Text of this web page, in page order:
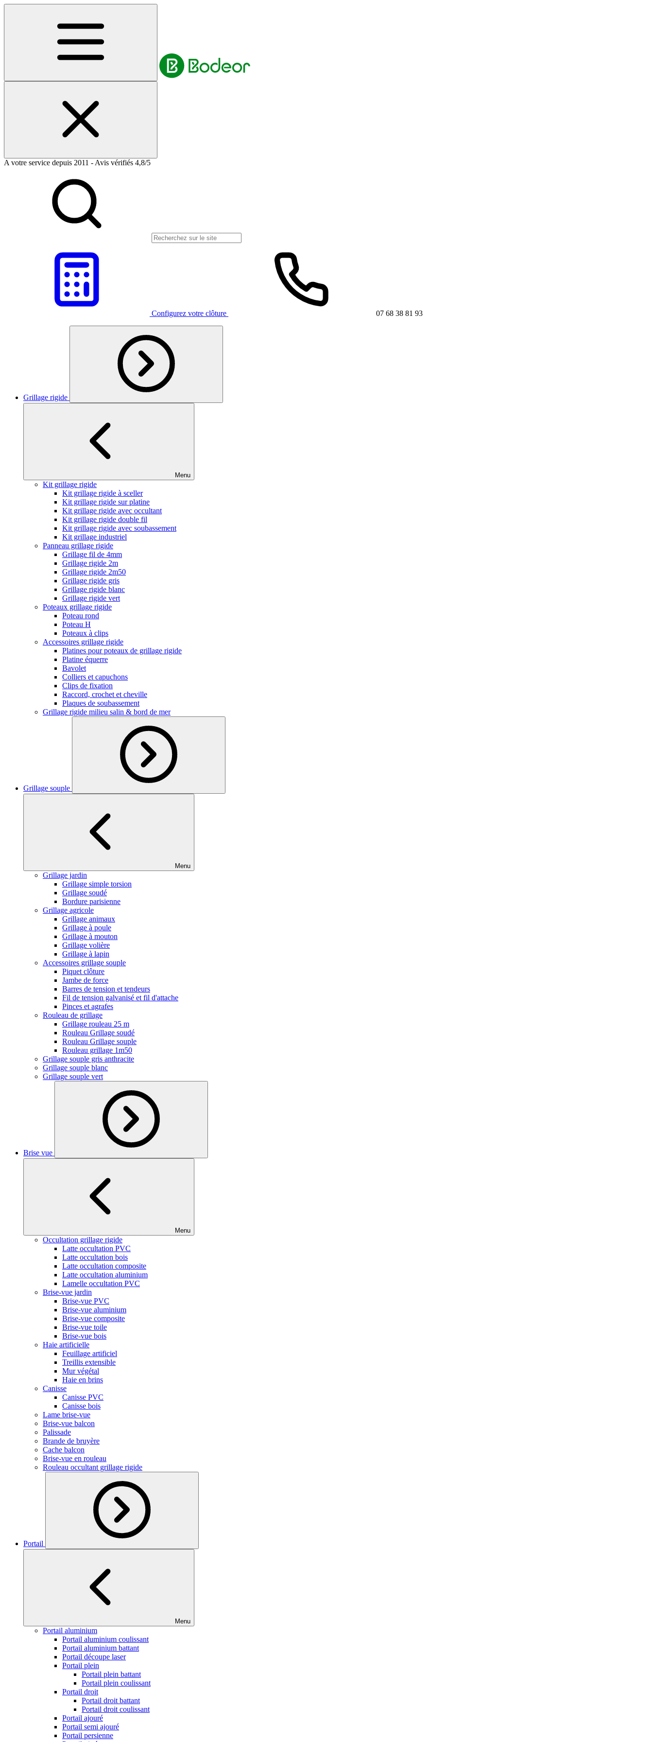
A votre service depuis 2011 - Avis vérifiés 4,8/5
Configurez votre clôture 07 68 38 81 93
Grillage rigide
Menu
Kit grillage rigide
Kit grillage rigide à sceller
Kit grillage rigide sur platine
Kit grillage rigide avec occultant
Kit grillage rigide double fil
Kit grillage rigide avec soubassement
Kit grillage industriel
Panneau grillage rigide
Grillage fil de 4mm
Grillage rigide 2m
Grillage rigide 2m50
Grillage rigide gris
Grillage rigide blanc
Grillage rigide vert
Poteaux grillage rigide
Poteau rond
Poteau H
Poteaux à clips
Accessoires grillage rigide
Platines pour poteaux de grillage rigide
Platine équerre
Bavolet
Colliers et capuchons
Clips de fixation
Raccord, crochet et cheville
Plaques de soubassement
Grillage rigide milieu salin & bord de mer
Grillage souple
Menu
Grillage jardin
Grillage simple torsion
Grillage soudé
Bordure parisienne
Grillage agricole
Grillage animaux
Grillage à poule
Grillage à mouton
Grillage volière
Grillage à lapin
Accessoires grillage souple
Piquet clôture
Jambe de force
Barres de tension et tendeurs
Fil de tension galvanisé et fil d'attache
Pinces et agrafes
Rouleau de grillage
Grillage rouleau 25 m
Rouleau Grillage soudé
Rouleau Grillage souple
Rouleau grillage 1m50
Grillage souple gris anthracite
Grillage souple blanc
Grillage souple vert
Brise vue
Menu
Occultation grillage rigide
Latte occultation PVC
Latte occultation bois
Latte occultation composite
Latte occultation aluminium
Lamelle occultation PVC
Brise-vue jardin
Brise-vue PVC
Brise-vue aluminium
Brise-vue composite
Brise-vue toile
Brise-vue bois
Haie artificielle
Feuillage artificiel
Treillis extensible
Mur végétal
Haie en brins
Canisse
Canisse PVC
Canisse bois
Lame brise-vue
Brise-vue balcon
Palissade
Brande de bruyère
Cache balcon
Brise-vue en rouleau
Rouleau occultant grillage rigide
Portail
Menu
Portail aluminium
Portail aluminium coulissant
Portail aluminium battant
Portail découpe laser
Portail plein
Portail plein battant
Portail plein coulissant
Portail droit
Portail droit battant
Portail droit coulissant
Portail ajouré
Portail semi ajouré
Portail persienne